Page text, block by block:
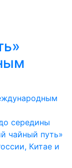
середины
чайный путь»
Китае и